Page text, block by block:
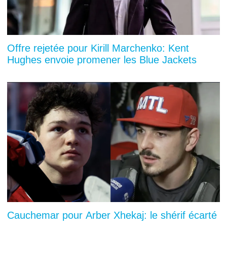
Offre rejetée pour Kirill Marchenko: Kent
Hughes envoie promener les Blue Jackets
Cauchemar pour Arber Xhekaj: le shérif écarté